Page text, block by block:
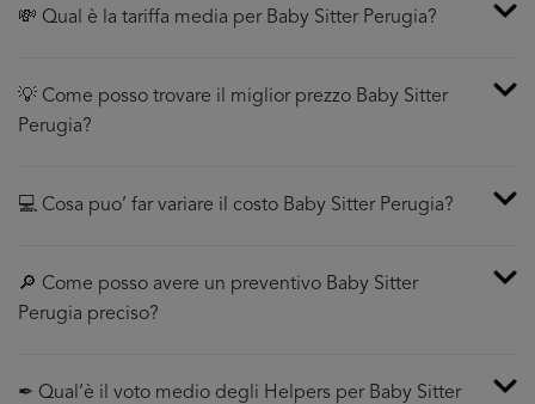
💸 Qual è la tariffa media per Baby Sitter Perugia?
💡 Come posso trovare il miglior prezzo Baby Sitter
Perugia?
💻 Cosa puo’ far variare il costo Baby Sitter Perugia?
🔎 Come posso avere un preventivo Baby Sitter
Perugia preciso?
✒ Qual’è il voto medio degli Helpers per Baby Sitter